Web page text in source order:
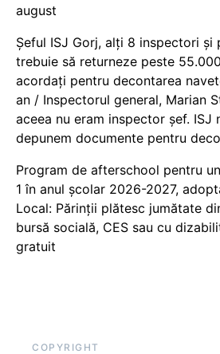
august
Șeful ISJ Gorj, alți 8 inspectori și
trebuie să returneze peste
acordați pentru decontarea
an / Inspectorul general, Marian
aceea nu eram inspector șef. ISJ
depunem documente pentru
Program de afterschool pentru
1 în anul școlar 2026-2027,
Local: Părinții plătesc jumătate
bursă socială, CES sau cu
gratuit
COPYRIGHT